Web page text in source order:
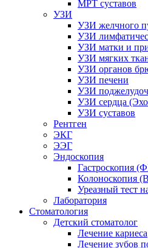
МРТ суставов
УЗИ
УЗИ желчного
УЗИ
УЗИ матки и
УЗИ мягких
УЗИ органов
УЗИ печени
УЗИ
УЗИ сердца
УЗИ суставов
Рентген
ЭКГ
ЭЭГ
Эндоскопия
Гастроскопия
Колоноскопия
Уреазный тест
Лаборатория
Стоматология
Детский стоматолог
Лечение кариеса
Лечение зубов